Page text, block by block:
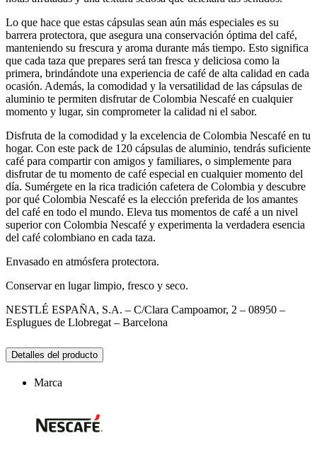
Lo que hace que estas cápsulas sean aún más especiales es su
barrera protectora, que asegura una conservación óptima del café,
manteniendo su frescura y aroma durante más tiempo. Esto significa
que cada taza que prepares será tan fresca y deliciosa como la
primera, brindándote una experiencia de café de alta calidad en cada
ocasión. Además, la comodidad y la versatilidad de las cápsulas de
aluminio te permiten disfrutar de Colombia Nescafé en cualquier
momento y lugar, sin comprometer la calidad ni el sabor.
Disfruta de la comodidad y la excelencia de Colombia Nescafé en tu
hogar. Con este pack de 120 cápsulas de aluminio, tendrás suficiente
café para compartir con amigos y familiares, o simplemente para
disfrutar de tu momento de café especial en cualquier momento del
día. Sumérgete en la rica tradición cafetera de Colombia y descubre
por qué Colombia Nescafé es la elección preferida de los amantes
del café en todo el mundo. Eleva tus momentos de café a un nivel
superior con Colombia Nescafé y experimenta la verdadera esencia
del café colombiano en cada taza.
Envasado en atmósfera protectora.
Conservar en lugar limpio, fresco y seco.
NESTLÉ ESPAÑA, S.A. – C/Clara Campoamor, 2 – 08950 –
Esplugues de Llobregat – Barcelona
Detalles del producto
Marca